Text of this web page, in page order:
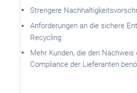
Strengere
Anforderungen an die sichere
Recycling
Mehr Kunden, die den Nachweis
Compliance der Lieferanten